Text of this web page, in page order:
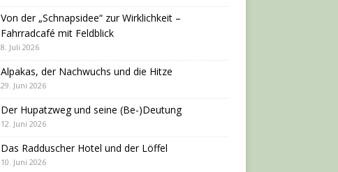
Von der „Schnapsidee“ zur Wirklichkeit –
Fahrradcafé mit Feldblick
8. Juli 2026
Alpakas, der Nachwuchs und die Hitze
29. Juni 2026
Der Hupatzweg und seine (Be-)Deutung
12. Juni 2026
Das Radduscher Hotel und der Löffel
10. Juni 2026